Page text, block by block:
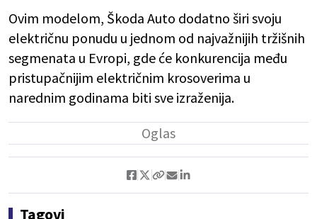
Ovim modelom, Škoda Auto dodatno širi svoju
električnu ponudu u jednom od najvažnijih tržišnih
segmenata u Evropi, gde će konkurencija među
pristupačnijim električnim krosoverima u
narednim godinama biti sve izraženija.
Tagovi